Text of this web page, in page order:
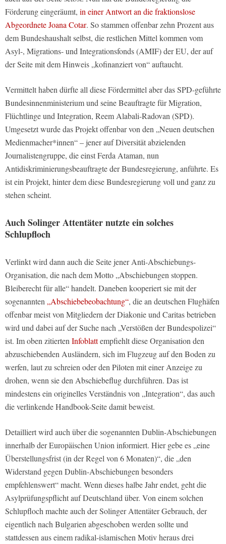
Förderung eingeräumt, in einer Antwort an die fraktionslose
Abgeordnete Joana Cotar. So stammen offenbar zehn Prozent aus
dem Bundeshaushalt selbst, die restlichen Mittel kommen vom
Asyl-, Migrations- und Integrationsfonds (AMIF) der EU, der auf
der Seite mit dem Hinweis „kofinanziert von“ auftaucht.
Vermittelt haben dürfte all diese Fördermittel aber das SPD-geführte
Bundesinnenministerium und seine Beauftragte für Migration,
Flüchtlinge und Integration, Reem Alabali-Radovan (SPD).
Umgesetzt wurde das Projekt offenbar von den „Neuen deutschen
Medienmacher*innen“ – jener auf Diversität abzielenden
Journalistengruppe, die einst Ferda Ataman, nun
Antidiskriminierungsbeauftragte der Bundesregierung, anführte. Es
ist ein Projekt, hinter dem diese Bundesregierung voll und ganz zu
stehen scheint.
Auch Solinger Attentäter nutzte ein solches
Schlupfloch
Verlinkt wird dann auch die Seite jener Anti-Abschiebungs-
Organisation, die nach dem Motto „Abschiebungen stoppen.
Bleiberecht für alle“ handelt. Daneben kooperiert sie mit der
sogenannten „Abschiebebeobachtung“, die an deutschen Flughäfen
offenbar meist von Mitgliedern der Diakonie und Caritas betrieben
wird und dabei auf der Suche nach „Verstößen der Bundespolizei“
ist. Im oben zitierten Infoblattempfiehlt diese Organisation den
abzuschiebenden Ausländern, sich im Flugzeug auf den Boden zu
werfen, laut zu schreien oder den Piloten mit einer Anzeige zu
drohen, wenn sie den Abschiebeflug durchführen. Das ist
mindestens ein originelles Verständnis von „Integration“, das auch
die verlinkende Handbook-Seite damit beweist.
Detailliert wird auch über die sogenannten Dublin-Abschiebungen
innerhalb der Europäischen Union informiert. Hier gebe es „eine
Überstellungsfrist (in der Regel von 6 Monaten)“, die „den
Widerstand gegen Dublin-Abschiebungen besonders
empfehlenswert“ macht. Wenn dieses halbe Jahr endet, geht die
Asylprüfungspflicht auf Deutschland über. Von einem solchen
Schlupfloch machte auch der Solinger Attentäter Gebrauch, der
eigentlich nach Bulgarien abgeschoben werden sollte und
stattdessen aus einem radikal-islamischen Motiv heraus drei